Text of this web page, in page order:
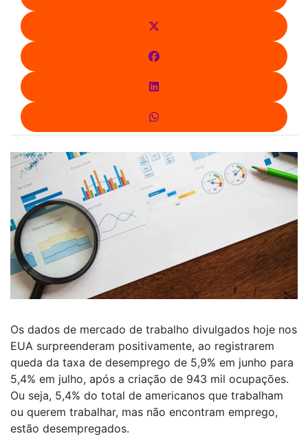
Os dados de mercado de trabalho divulgados hoje nos
EUA surpreenderam positivamente, ao registrarem
queda da taxa de desemprego de 5,9% em junho para
5,4% em julho, após a criação de 943 mil ocupações.
Ou seja, 5,4% do total de americanos que trabalham
ou querem trabalhar, mas não encontram emprego,
estão desempregados.